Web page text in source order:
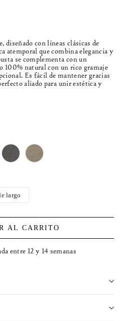
diseñado con líneas clásicas de
atemporal que combina elegancia y
se complementa con un
100% natural con un rico gramaje
Es fácil de mantener gracias
aliado para unir estética y
largo
AL CARRITO
entre 12 y 14 semanas